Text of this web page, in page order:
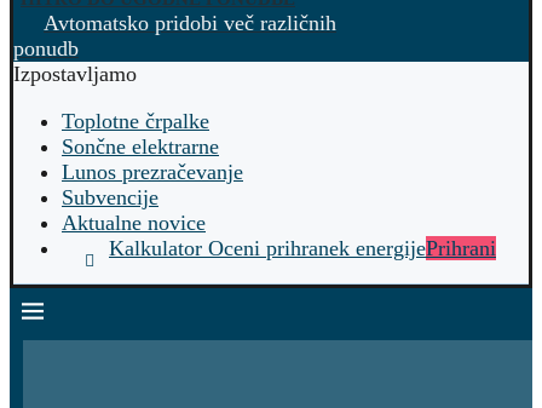
Avtomatsko pridobi več različnih
ponudb
Izpostavljamo
Toplotne črpalke
Sončne elektrarne
Lunos prezračevanje
Subvencije
Aktualne novice
Kalkulator Oceni prihranek energijePrihrani